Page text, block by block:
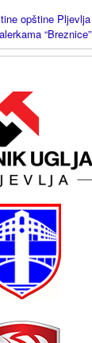
opštine Pljevlja
“Breznice”